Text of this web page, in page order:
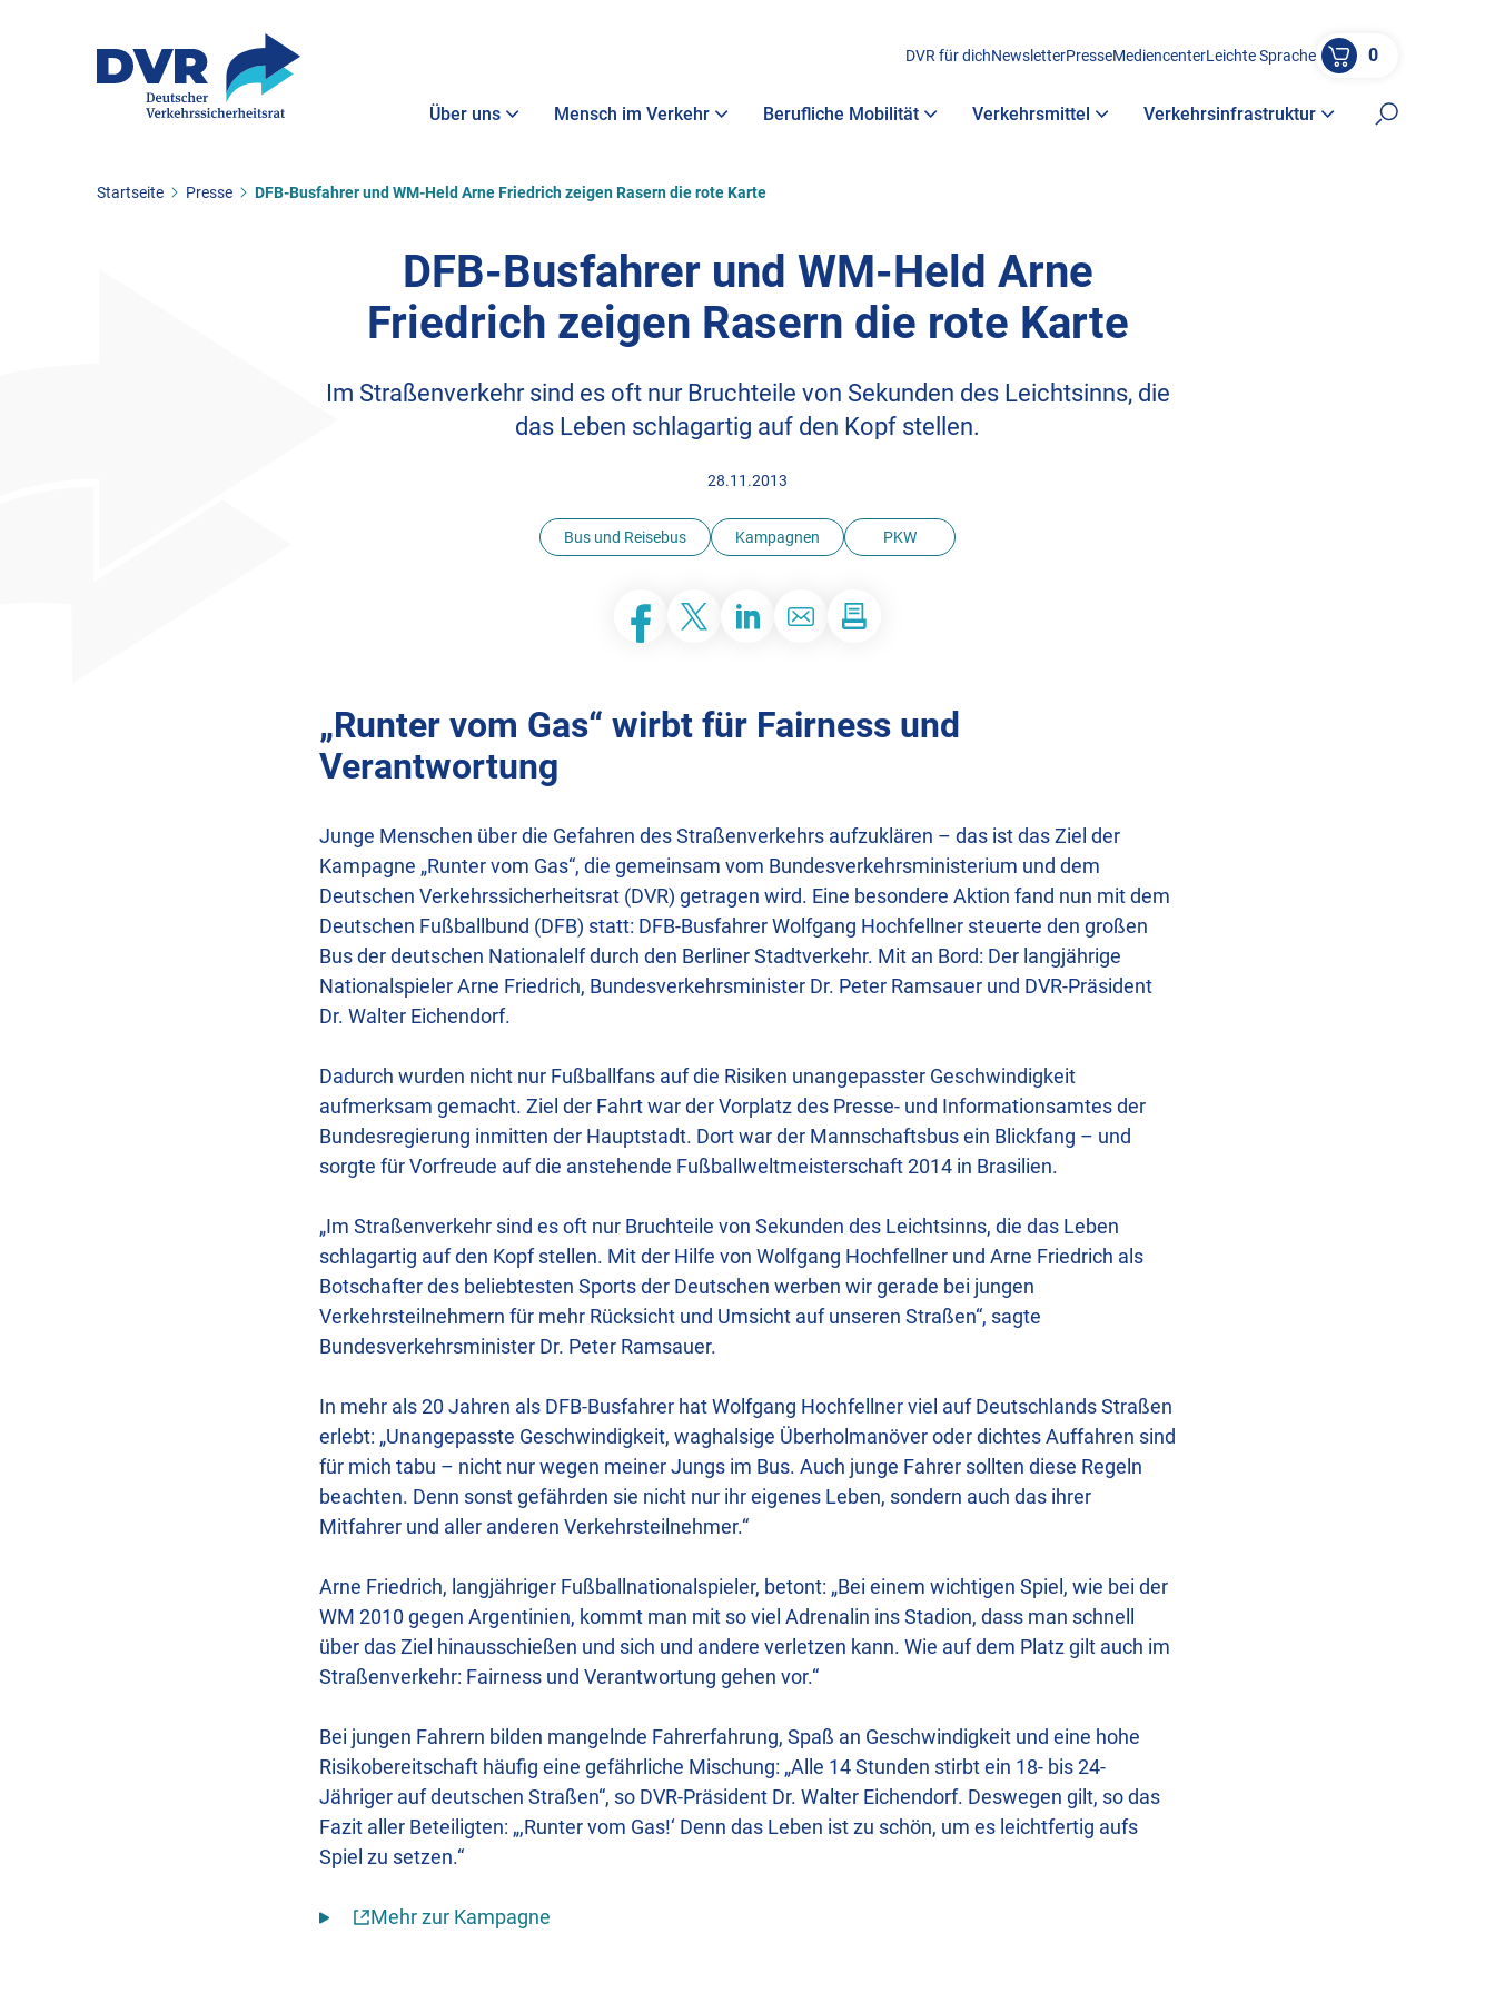
DVR für dichNewsletterPresseMediencenterLeichte Sprache 0
Über uns Mensch im Verkehr Berufliche Mobilität Verkehrsmittel Verkehrsinfrastruktur
Suche
Sie befinden sich hier:
Startseite Presse DFB-Busfahrer und WM-Held Arne Friedrich zeigen Rasern die rote Karte
DFB-Busfahrer und WM-Held Arne
Friedrich zeigen Rasern die rote Karte
Im Straßenverkehr sind es oft nur Bruchteile von Sekunden des Leichtsinns, die
das Leben schlagartig auf den Kopf stellen.
28.11.2013
Bus und Reisebus Kampagnen PKW
„Runter vom Gas“ wirbt für Fairness und
Verantwortung
Junge Menschen über die Gefahren des Straßenverkehrs aufzuklären – das ist das Ziel der
Kampagne „Runter vom Gas“, die gemeinsam vom Bundesverkehrsministerium und dem
Deutschen Verkehrssicherheitsrat (DVR) getragen wird. Eine besondere Aktion fand nun mit dem
Deutschen Fußballbund (DFB) statt: DFB-Busfahrer Wolfgang Hochfellner steuerte den großen
Bus der deutschen Nationalelf durch den Berliner Stadtverkehr. Mit an Bord: Der langjährige
Nationalspieler Arne Friedrich, Bundesverkehrsminister Dr. Peter Ramsauer und DVR-Präsident
Dr. Walter Eichendorf.
Dadurch wurden nicht nur Fußballfans auf die Risiken unangepasster Geschwindigkeit
aufmerksam gemacht. Ziel der Fahrt war der Vorplatz des Presse- und Informationsamtes der
Bundesregierung inmitten der Hauptstadt. Dort war der Mannschaftsbus ein Blickfang – und
sorgte für Vorfreude auf die anstehende Fußballweltmeisterschaft 2014 in Brasilien.
„Im Straßenverkehr sind es oft nur Bruchteile von Sekunden des Leichtsinns, die das Leben
schlagartig auf den Kopf stellen. Mit der Hilfe von Wolfgang Hochfellner und Arne Friedrich als
Botschafter des beliebtesten Sports der Deutschen werben wir gerade bei jungen
Verkehrsteilnehmern für mehr Rücksicht und Umsicht auf unseren Straßen“, sagte
Bundesverkehrsminister Dr. Peter Ramsauer.
In mehr als 20 Jahren als DFB-Busfahrer hat Wolfgang Hochfellner viel auf Deutschlands Straßen
erlebt: „Unangepasste Geschwindigkeit, waghalsige Überholmanöver oder dichtes Auffahren sind
für mich tabu – nicht nur wegen meiner Jungs im Bus. Auch junge Fahrer sollten diese Regeln
beachten. Denn sonst gefährden sie nicht nur ihr eigenes Leben, sondern auch das ihrer
Mitfahrer und aller anderen Verkehrsteilnehmer.“
Arne Friedrich, langjähriger Fußballnationalspieler, betont: „Bei einem wichtigen Spiel, wie bei der
WM 2010 gegen Argentinien, kommt man mit so viel Adrenalin ins Stadion, dass man schnell
über das Ziel hinausschießen und sich und andere verletzen kann. Wie auf dem Platz gilt auch im
Straßenverkehr: Fairness und Verantwortung gehen vor.“
Bei jungen Fahrern bilden mangelnde Fahrerfahrung, Spaß an Geschwindigkeit und eine hohe
Risikobereitschaft häufig eine gefährliche Mischung: „Alle 14 Stunden stirbt ein 18- bis 24-
Jähriger auf deutschen Straßen“, so DVR-Präsident Dr. Walter Eichendorf. Deswegen gilt, so das
Fazit aller Beteiligten: „,Runter vom Gas!‘ Denn das Leben ist zu schön, um es leichtfertig aufs
Spiel zu setzen.“
Mehr zur Kampagne